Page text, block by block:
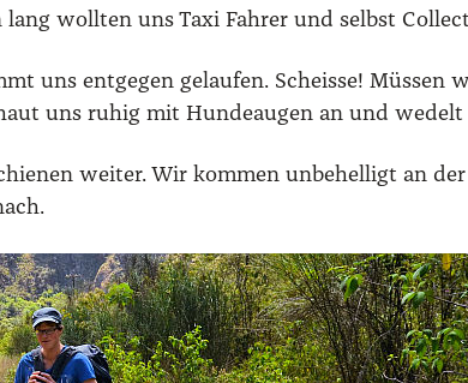
woll­ten uns Taxi Fah­rer und selbst
uns ent­ge­gen gelau­fen. Scheis­se!
uns ruhig mit Hun­de­au­gen an und
wei­ter. Wir kom­men unbe­hel­ligt an